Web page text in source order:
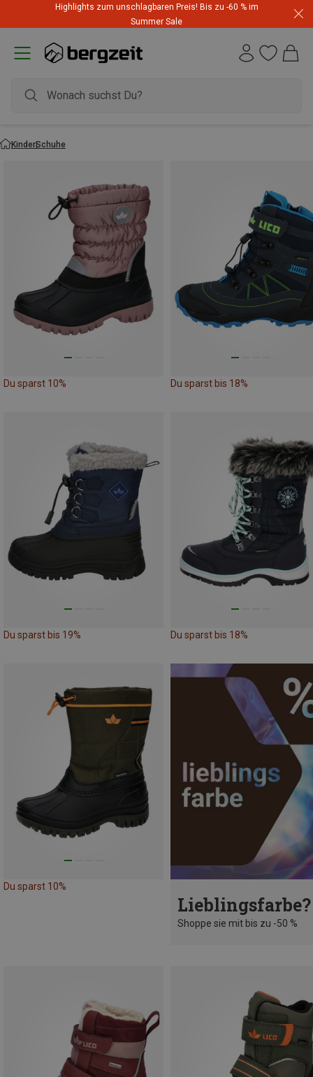
Highlights zum unschlagbaren Preis! Bis zu -60 % im
Summer Sale
KinderSchuhe
Du sparst 10% Du sparst bis 18%
Du sparst bis 19% Du sparst bis 18%
Du sparst 10%
Lieblingsfarbe?
Shoppe sie mit bis zu -50 %